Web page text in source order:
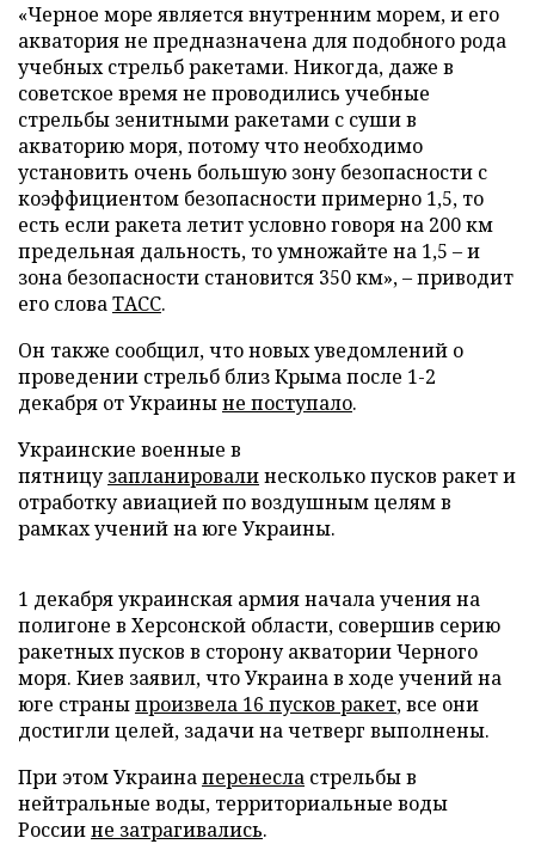
«Черное море является внутренним морем, и его
акватория не предназначена для подобного рода
учебных стрельб ракетами. Никогда, даже в
советское время не проводились учебные
стрельбы зенитными ракетами с суши в
акваторию моря, потому что необходимо
установить очень большую зону безопасности с
коэффициентом безопасности примерно 1,5, то
есть если ракета летит условно говоря на 200 км
предельная дальность, то умножайте на 1,5 – и
зона безопасности становится 350 км», – приводит
его словаТАСС.
Он также сообщил, что новых уведомлений о
проведении стрельб близ Крыма после 1-2
декабря от Украиныне поступало.
Украинские военные в
пятницузапланировалинесколько пусков ракет и
отработку авиацией по воздушным целям в
рамках учений на юге Украины.
1 декабря украинская армия начала учения на
полигоне в Херсонской области, совершив серию
ракетных пусков в сторону акватории Черного
моря. Киев заявил, что Украина в ходе учений на
юге страныпроизвела 16 пусков ракет, все они
достигли целей, задачи на четверг выполнены.
При этом Украинаперенесла стрельбы в
нейтральные воды, территориальные воды
Россиине затрагивались.